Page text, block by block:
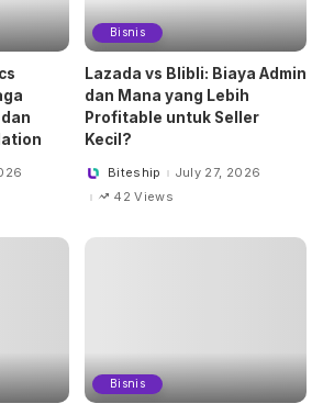
Bisnis
Lazada vs Blibli: Biaya Admin
dan Mana yang Lebih
Profitable untuk Seller
Kecil?
PostedBiteship
July 27, 2026
42 Views
Bisnis